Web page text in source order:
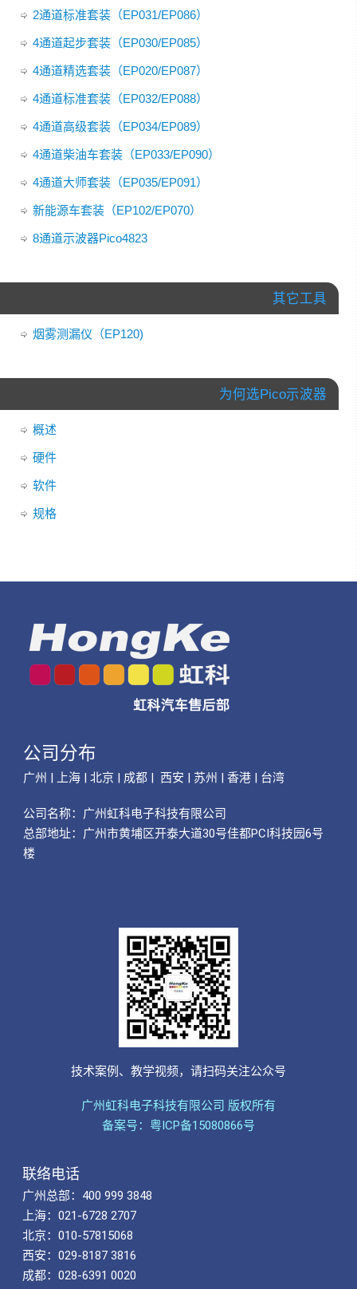
2通道标准套装（EP031/EP086）
4通道起步套装（EP030/EP085）
4通道精选套装（EP020/EP087）
4通道标准套装（EP032/EP088）
4通道高级套装（EP034/EP089）
4通道柴油车套装（EP033/EP090）
4通道大师套装（EP035/EP091）
新能源车套装（EP102/EP070）
8通道示波器Pico4823
其它工具
烟雾测漏仪（EP120)
为何选Pico示波器
概述
硬件
软件
规格
公司分布
广州 | 上海 | 北京 | 成都 | 西安 | 苏州 | 香港 | 台湾
公司名称： 广州虹科电子科技有限公司
总部地址：广州市黄埔区开泰大道30号佳都PCI科技园6号
楼
技术案例、教学视频，请扫码关注公众号
广州虹科电子科技有限公司 版权所有
备案号：粤ICP备15080866号
联络电话
广州总部：400 999 3848
上海：021-6728 2707
北京：010-57815068
西安：029-8187 3816
成都：028-6391 0020